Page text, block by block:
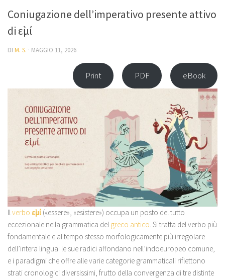
Coniugazione dell’imperativo presente attivo
di εἰμί
DI M. S. · MAGGIO 11, 2026
Print PDF eBook
Il verbo εἰμί («essere», «esistere») occupa un posto del tutto
eccezionale nella grammatica del greco antico . Si tratta del verbo più
fondamentale e al tempo stesso morfologicamente più irregolare
dell’intera lingua: le sue radici affondano nell’indoeuropeo comune,
e i paradigmi che offre alle varie categorie grammaticali riflettono
strati cronologici diversissimi, frutto della convergenza di tre distinte